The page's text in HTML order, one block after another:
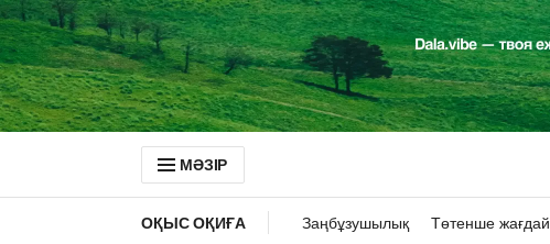
МӘЗІР
ОҚЫС ОҚИҒА Заңбұзушылық Төтенше жағдай